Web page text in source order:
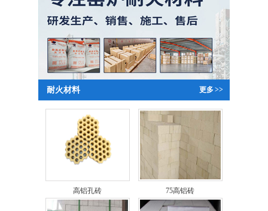
更多>>
耐火材料
高铝孔砖 75高铝砖